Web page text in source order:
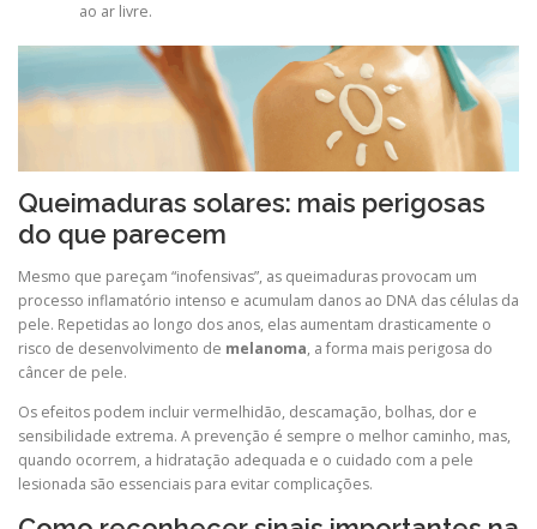
ao ar livre.
Queimaduras solares: mais perigosas
do que parecem
Mesmo que pareçam “inofensivas”, as queimaduras provocam um
processo inflamatório intenso e acumulam danos ao DNA das células da
pele. Repetidas ao longo dos anos, elas aumentam drasticamente o
risco de desenvolvimento de melanoma, a forma mais perigosa do
câncer de pele.
Os efeitos podem incluir vermelhidão, descamação, bolhas, dor e
sensibilidade extrema. A prevenção é sempre o melhor caminho, mas,
quando ocorrem, a hidratação adequada e o cuidado com a pele
lesionada são essenciais para evitar complicações.